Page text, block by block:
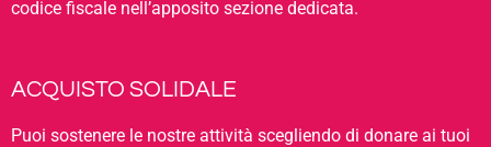
codice fiscale nell’apposito sezione dedicata.
ACQUISTO SOLIDALE
Puoi sostenere le nostre attività scegliendo di donare ai tuoi